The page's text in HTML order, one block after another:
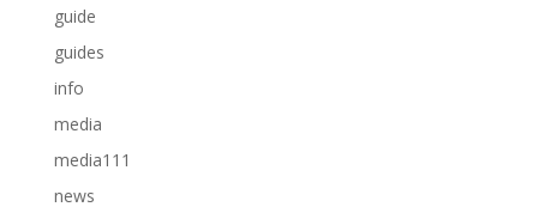
guide
guides
info
media
media111
news